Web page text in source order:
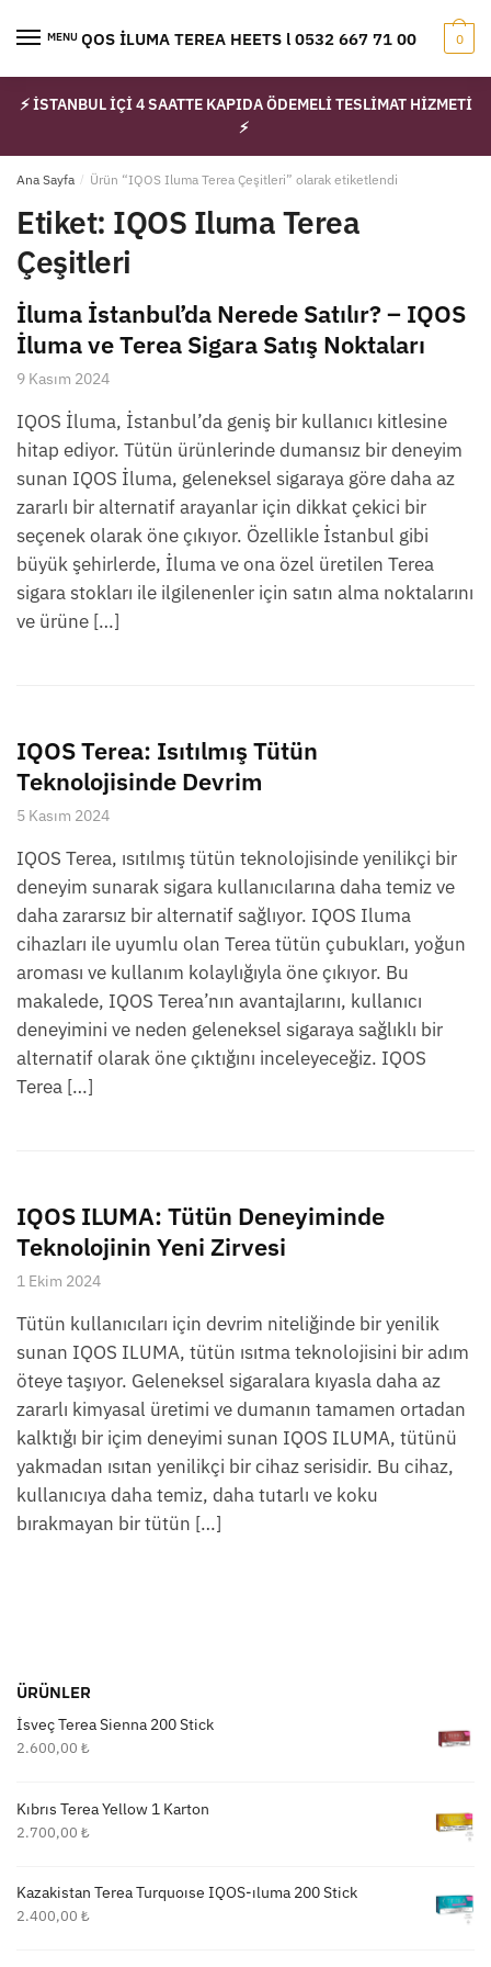
MENUIQOS İLUMA TEREA HEETS l 0532 667 71 00 0
⚡ İSTANBUL İÇİ 4 SAATTE KAPIDA ÖDEMELİ TESLİMAT HİZMETİ
⚡
Ana Sayfa / Ürün “IQOS Iluma Terea Çeşitleri” olarak etiketlendi
Etiket: IQOS Iluma Terea
Çeşitleri
İluma İstanbul’da Nerede Satılır? – IQOS
İluma ve Terea Sigara Satış Noktaları
9 Kasım 2024
IQOS İluma, İstanbul’da geniş bir kullanıcı kitlesine
hitap ediyor. Tütün ürünlerinde dumansız bir deneyim
sunan IQOS İluma, geleneksel sigaraya göre daha az
zararlı bir alternatif arayanlar için dikkat çekici bir
seçenek olarak öne çıkıyor. Özellikle İstanbul gibi
büyük şehirlerde, İluma ve ona özel üretilen Terea
sigara stokları ile ilgilenenler için satın alma noktalarını
ve ürüne […]
IQOS Terea: Isıtılmış Tütün
Teknolojisinde Devrim
5 Kasım 2024
IQOS Terea, ısıtılmış tütün teknolojisinde yenilikçi bir
deneyim sunarak sigara kullanıcılarına daha temiz ve
daha zararsız bir alternatif sağlıyor. IQOS Iluma
cihazları ile uyumlu olan Terea tütün çubukları, yoğun
aroması ve kullanım kolaylığıyla öne çıkıyor. Bu
makalede, IQOS Terea’nın avantajlarını, kullanıcı
deneyimini ve neden geleneksel sigaraya sağlıklı bir
alternatif olarak öne çıktığını inceleyeceğiz. IQOS
Terea […]
IQOS ILUMA: Tütün Deneyiminde
Teknolojinin Yeni Zirvesi
1 Ekim 2024
Tütün kullanıcıları için devrim niteliğinde bir yenilik
sunan IQOS ILUMA, tütün ısıtma teknolojisini bir adım
öteye taşıyor. Geleneksel sigaralara kıyasla daha az
zararlı kimyasal üretimi ve dumanın tamamen ortadan
kalktığı bir içim deneyimi sunan IQOS ILUMA, tütünü
yakmadan ısıtan yenilikçi bir cihaz serisidir. Bu cihaz,
kullanıcıya daha temiz, daha tutarlı ve koku
bırakmayan bir tütün […]
ÜRÜNLER
İsveç Terea Sienna 200 Stick
2.600,00 ₺
Kıbrıs Terea Yellow 1 Karton
2.700,00 ₺
Kazakistan Terea Turquoıse IQOS-ıluma 200 Stick
2.400,00 ₺